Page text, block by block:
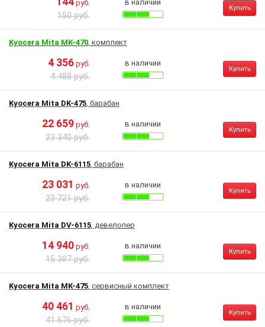
руб.
150 руб.
в наличии
Купить
Kyocera Mita MK-470, комплект
4 356 руб.
4 488 руб.
в наличии
Купить
Kyocera Mita DK-475, барабан
22 659 руб.
23 340 руб.
в наличии
Купить
Kyocera Mita DK-6115, барабан
23 031 руб.
23 721 руб.
в наличии
Купить
Kyocera Mita DV-6115, девелопер
14 940 руб.
15 387 руб.
в наличии
Купить
Kyocera Mita MK-475, сервисный комплект
40 461 руб.
41 676 руб.
в наличии
Купить